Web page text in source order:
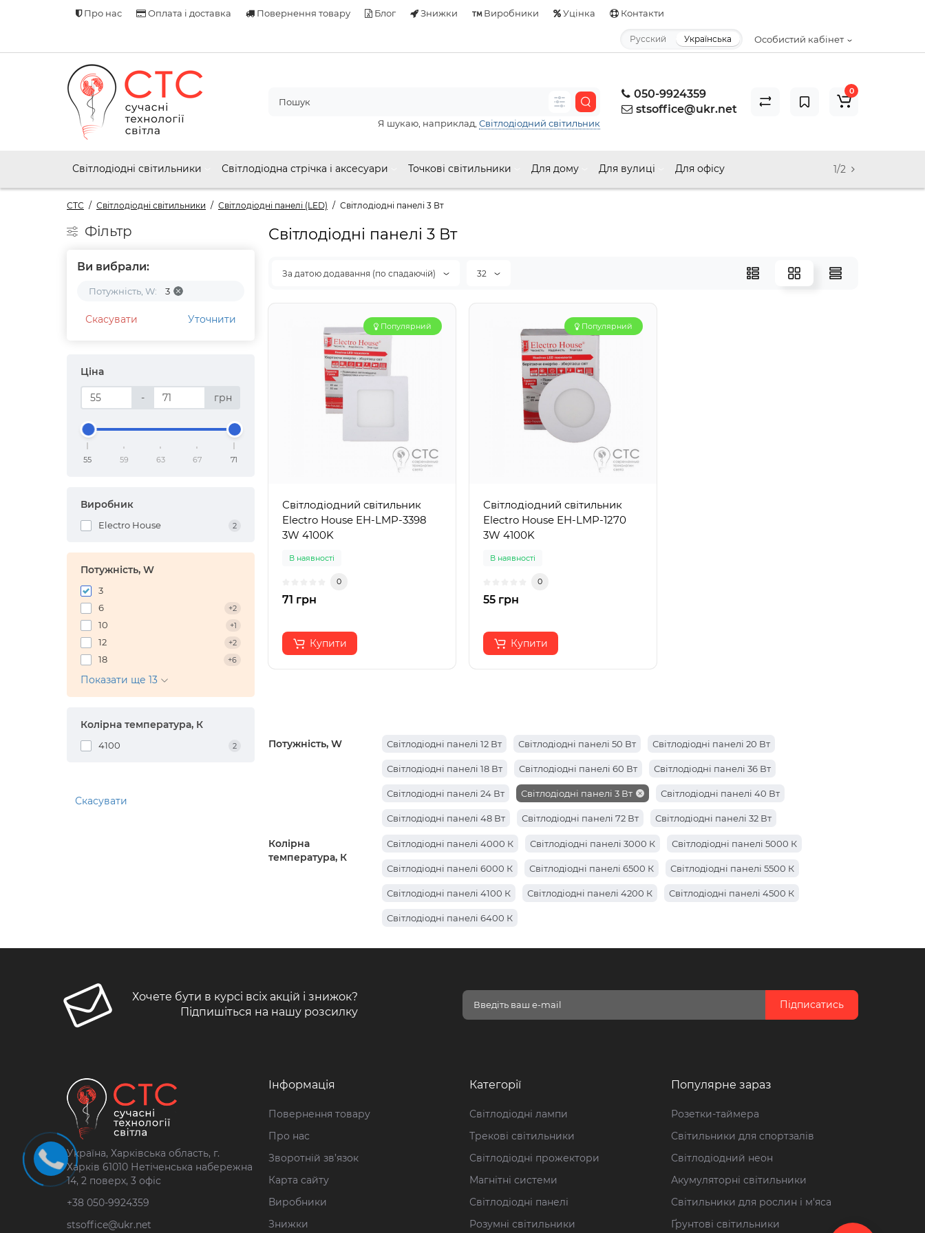
Про нас Оплата і доставка Повернення товару Блог Знижки Виробники Уцінка Контакти
Особистий кабінет
Русский Українська
050-9924359
stsoffice@ukr.net
Я шукаю, наприклад, Світлодіодний світильник
0
Світлодіодні світильники Світлодіодна стрічка і аксесуари Точкові світильники Для дому Для вулиці Для офісу 1/2
СТС Світлодіодні світильники Світлодіодні панелі (LED) Світлодіодні панелі 3 Вт
Фільтр
Ви вибрали:
Потужність, W: 3
Скасувати Уточнити
Ціна
- грн
55 59 63 67 71
Виробник
Electro House 2
Потужність, W
3
6
+2
10 +1
12 +2
18 +6
Показати ще 13
Колірна температура, К
4100 2
Скасувати
Світлодіодні панелі 3 Вт
За датою додавання (по спадаючій) 32
Популярний
Світлодіодний світильник
Electro House EH-LMP-3398
3W 4100K
В наявності
0
71 грн
Купити
Популярний
Світлодіодний світильник
Electro House EH-LMP-1270
3W 4100K
В наявності
0
55 грн
Купити
Потужність, W Світлодіодні панелі 12 Вт Світлодіодні панелі 50 Вт Світлодіодні панелі 20 Вт
Світлодіодні панелі 18 Вт Світлодіодні панелі 60 Вт Світлодіодні панелі 36 Вт
Світлодіодні панелі 24 Вт Світлодіодні панелі 3 Вт Світлодіодні панелі 40 Вт
Світлодіодні панелі 48 Вт Світлодіодні панелі 72 Вт Світлодіодні панелі 32 Вт
Світлодіодні панелі 6 Вт
Колірна
температура, К
Світлодіодні панелі 4000 К Світлодіодні панелі 3000 К Світлодіодні панелі 5000 К
Світлодіодні панелі 6000 К Світлодіодні панелі 6500 К Світлодіодні панелі 5500 К
Світлодіодні панелі 4100 К Світлодіодні панелі 4200 К Світлодіодні панелі 4500 К
Світлодіодні панелі 6400 К
Хочете бути в курсі всіх акцій і знижок?
Підпишіться на нашу розсилку
Підписатись
Україна, Харківська область, г.
Харків 61010 Нетіченська набережна
14, 2 поверх, 3 офіс
+38 050-9924359
stsoffice@ukr.net
Інформація
Повернення товару
Про нас
Зворотній зв’язок
Карта сайту
Виробники
Знижки
Категорії
Світлодіодні лампи
Трекові світильники
Світлодіодні прожектори
Магнітні системи
Світлодіодні панелі
Розумні світильники
Популярне зараз
Розетки-таймера
Світильники для спортзалів
Світлодіодний неон
Акумуляторні світильники
Світильники для рослин і м'яса
Ґрунтові світильники